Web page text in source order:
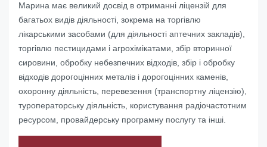
Марина має великий досвід в отриманні ліцензій для
багатьох видів діяльності, зокрема на торгівлю
лікарськими засобами (для діяльності аптечних закладів),
торгівлю пестицидами і агрохімікатами, збір вторинної
сировини, обробку небезпечних відходів, збір і обробку
відходів дорогоцінних металів і дорогоцінних каменів,
охоронну діяльність, перевезення (транспортну ліцензію),
туроператорську діяльність, користування радіочастотним
ресурсом, провайдерську програмну послугу та інші.